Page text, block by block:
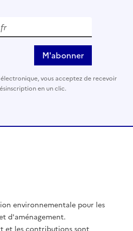
M'abonner
vous acceptez de recevoir
en un clic.
environnementale pour les
d'aménagement.